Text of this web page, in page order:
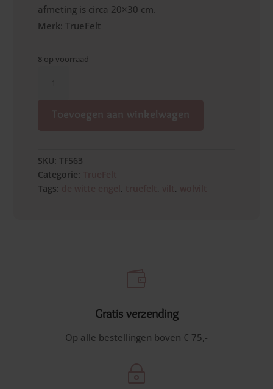
afmeting is circa 20×30 cm.
Merk: TrueFelt
8 op voorraad
SKU:TF563
Categorie:
Tags:
, , ,
Gratis verzending
Op alle bestellingen boven € 75,-